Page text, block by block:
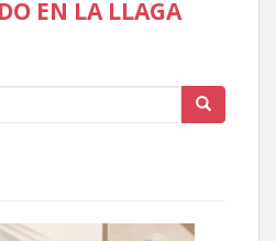
EN LA LLAGA